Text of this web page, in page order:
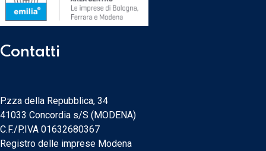
Contatti
P.zza della Repubblica, 34
41033 Concordia s/S (MODENA)
C.F./P.IVA 01632680367
Registro delle imprese Modena